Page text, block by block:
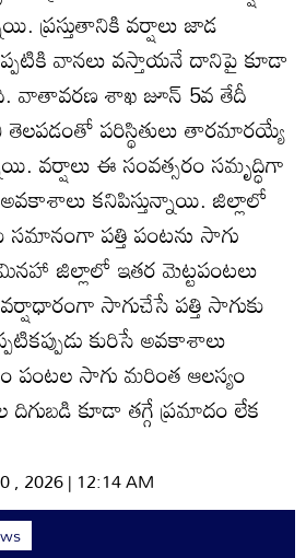
ప్రస్తుతానికి వర్షాలు జాడ
వానలు వస్తాయనే దానిపై కూడా
వాతావరణ శాఖ జూన్‌ 5వ తేదీ
తెలపడంతో పరిస్థితులు తారమారయ్యే
వర్షాలు ఈ సంవత్సరం సమృద్ధిగా
అవకాశాలు కనిపిస్తున్నాయి. జిల్లాలో
సమానంగా పత్తి పంటను సాగు
మినహా జిల్లాలో ఇతర మెట్టపంటలు
సాగుచేసే పత్తి సాగుకు
కురిసే అవకాశాలు
సాగు మరింత ఆలస్యం
కూడా తగ్గే ప్రమాదం లేక
, 2026 | 12:14 AM